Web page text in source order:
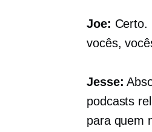
Joe: Certo.
vocês,
Jesse:
podcasts
para quem